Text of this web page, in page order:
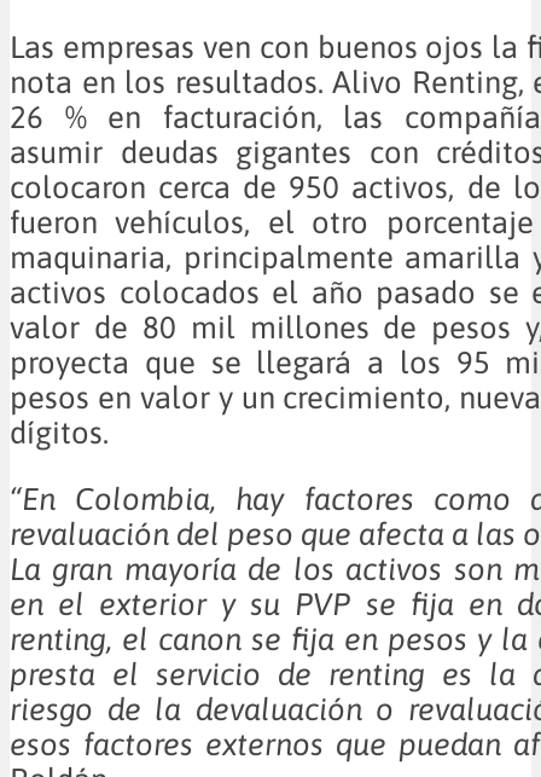
Las empresas ven con buenos ojos la
nota en los resultados. Alivo Renting,
26 % en facturación, las
asumir deudas gigantes con
colocaron cerca de 950 activos, de
fueron vehículos, el otro
maquinaria, principalmente amarilla
activos colocados el año pasado se
valor de 80 mil millones de pesos
proyecta que se llegará a los 95
pesos en valor y un crecimiento,
dígitos.
“En Colombia, hay factores como
revaluación del peso que afecta a las
La gran mayoría de los activos son
en el exterior y su PVP se fija en
renting, el canon se fija en pesos y la
presta el servicio de renting es la
riesgo de la devaluación o
esos factores externos que puedan